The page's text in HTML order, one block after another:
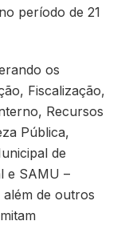
período de 21
os
Fiscalização,
Recursos
Pública,
de
e SAMU –
de outros